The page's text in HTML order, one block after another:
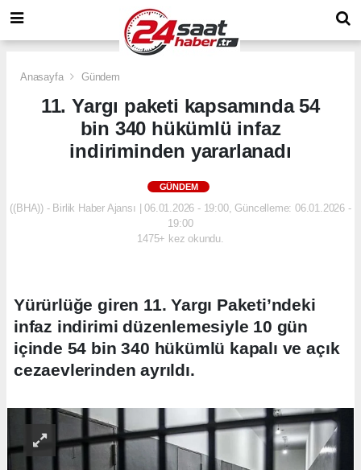
Anasayfa Gündem
11. Yargı paketi kapsamında 54
bin 340 hükümlü infaz
indiriminden yararlanadı
GÜNDEM
((BHA)) - Birlik Haber Ajansı | 06.01.2026 - 19:00, Güncelleme: 06.01.2026 -
19:00
1475+ kez okundu.
Yürürlüğe giren 11. Yargı Paketi’ndeki
infaz indirimi düzenlemesiyle 10 gün
içinde 54 bin 340 hükümlü kapalı ve açık
cezaevlerinden ayrıldı.